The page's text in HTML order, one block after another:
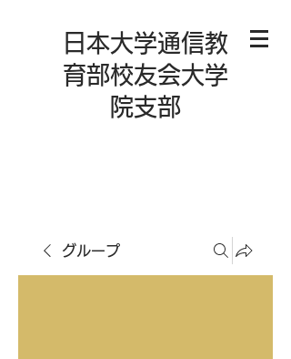
日本大学通信教
育部校友会大学
院支部
グループ